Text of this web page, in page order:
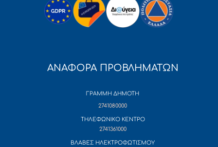
ΑΝΑΦΟΡΑ ΠΡΟΒΛΗΜΑΤΩΝ
ΓΡΑΜΜΗ ΔΗΜΟΤΗ
2741080000
ΤΗΛΕΦΩΝΙΚΟ ΚΕΝΤΡΟ
2741361000
ΒΛΑΒΕΣ ΗΛΕΚΤΡΟΦΩΤΙΣΜΟΥ